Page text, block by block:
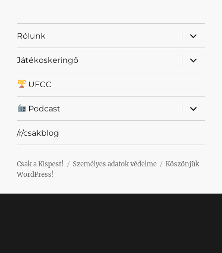
Rólunk
almenü
Játékoskeringő
almenü
UFCC
Podcast
almenü
/r/csakblog
Csak a Kispest! Személyes adatok védelme
Köszönjük
WordPress!